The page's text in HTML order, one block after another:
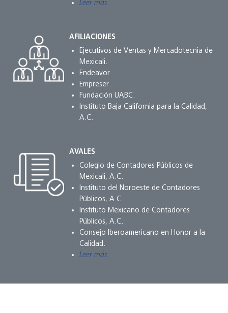
Leer más
AFILIACIONES
Ejecutivos de Ventas y Mercadotecnia de
Mexicali.
Endeavor.
Empreser.
Fundación UABC.
Instituto Baja California para la Calidad,
A.C.
AVALES
Colegio de Contadores Públicos de
Mexicali, A.C.
Instituto del Noroeste de Contadores
Públicos, A.C.
Instituto Mexicano de Contadores
Públicos, A.C.
Consejo Iberoamericano en Honor a la
Calidad.
Leer más